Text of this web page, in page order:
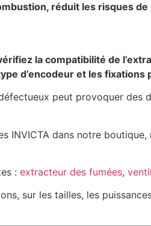
réduit les risques
la compatibilité de
d’encodeur et les
peut provoquer des
INVICTA dans notre
: extracteur des fumées,
sur les tailles, les